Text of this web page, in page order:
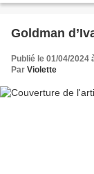
Goldman
Publié le 01/04/2024
Par Violette